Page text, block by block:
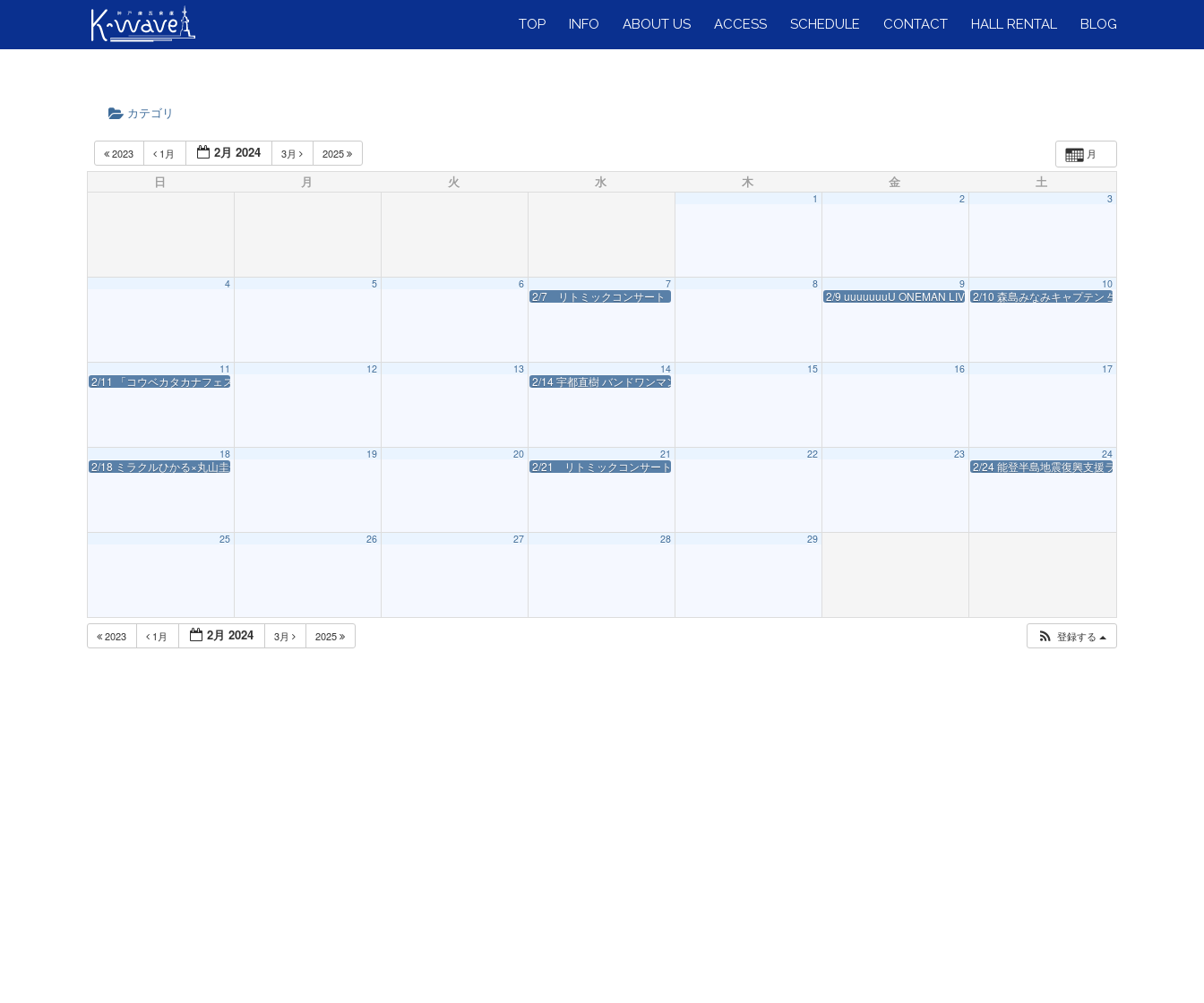
TOP INFO ABOUT US ACCESS SCHEDULE CONTACT HALL RENTAL BLOG
カテゴリ
月
2023 1月 2月 2024 3月 2025
日 月 火 水 木 金 土
1 2 3
4 5 6 7
2/7 リトミックコンサート
8 9
2/9 uuuuuuuU ONEMAN LIVE「ARE uuuuuuuU READY?」
10
2/10 森島みなみキャプテン 生誕祭開催決定
11
2/11 「コウベカタカナフェス02」
12 13 14
2/14 宇都直樹 バンドワンマンライブ Bitter & Sweet
15 16 17
18
2/18 ミラクルひかる×丸山圭子 初春 TALK & LIVE 〜二人は親戚！？〜
19 20 21
2/21 リトミックコンサート
22 23 24
2/24 能登半島地震復興支援ライヴ
25 26 27 28 29
2023 1月 2月 2024 3月 2025 登録する